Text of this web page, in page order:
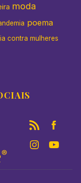
moda
poema
contra mulheres